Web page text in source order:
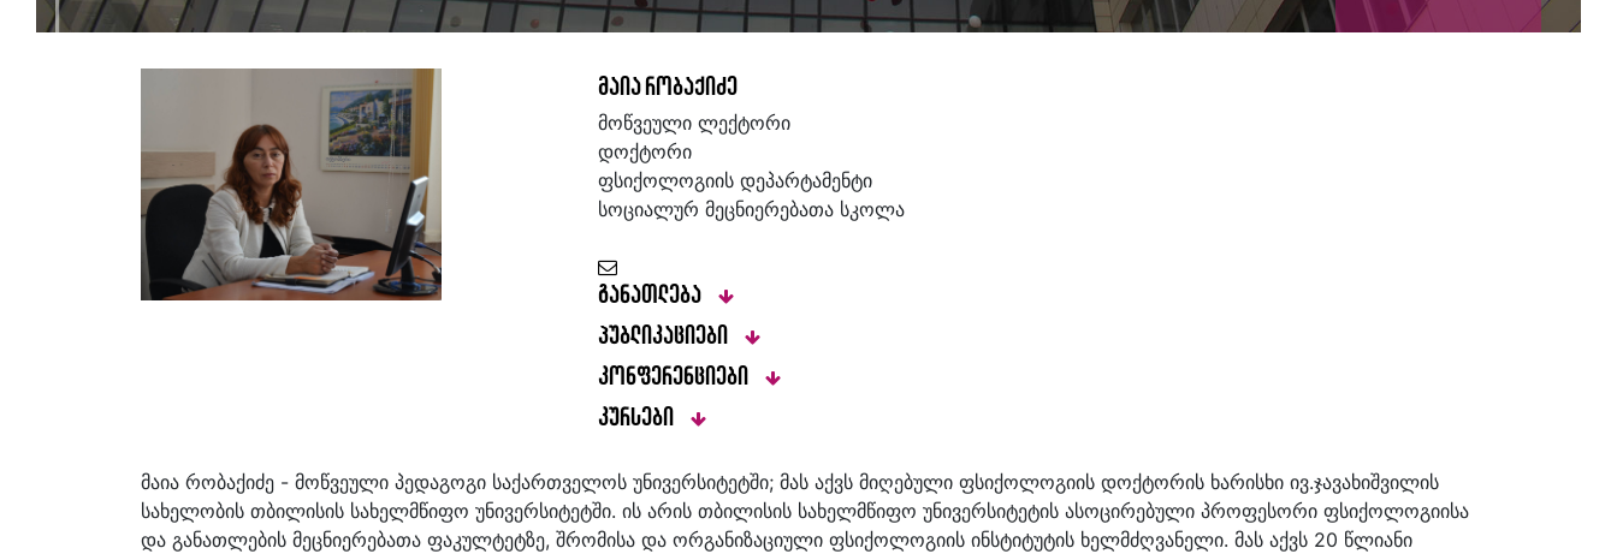
მაია რობაქიძე
მოწვეული ლექტორი
დოქტორი
ფსიქოლოგიის დეპარტამენტი
სოციალურ მეცნიერებათა სკოლა
განათლება
პუბლიკაციები
კონფერენციები
კურსები
მაია რობაქიძე - მოწვეული პედაგოგი საქართველოს უნივერსიტეტში; მას აქვს მიღებული ფსიქოლოგიის დოქტორის ხარისხი ივ.ჯავახიშვილის
სახელობის თბილისის სახელმწიფო უნივერსიტეტში. ის არის თბილისის სახელმწიფო უნივერსიტეტის ასოცირებული პროფესორი ფსიქოლოგიისა
და განათლების მეცნიერებათა ფაკულტეტზე, შრომისა და ორგანიზაციული ფსიქოლოგიის ინსტიტუტის ხელმძღვანელი. მას აქვს 20 წლიანი